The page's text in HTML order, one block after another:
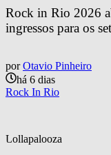
Rock in Rio 2026
ingressos para os
por Otavio Pinheiro
há 6 dias
Rock In Rio
Lollapalooza